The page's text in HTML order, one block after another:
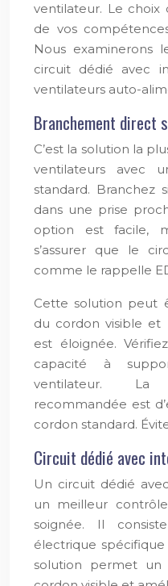
ventilateur. Le choix
de vos
Nous examinerons
circuit dédié avec
ventilateurs auto-
Branchement direct
C’est la solution la
ventilateurs avec
standard. Branchez
dans une prise
option est facile,
s’assurer que le
comme le rappelle
Cette solution peut
du cordon visible et
est éloignée.
capacité à
ventilateur. La
recommandée est
cordon standard.
Circuit dédié avec
Un circuit dédié
un meilleur
soignée. Il
électrique
solution permet un